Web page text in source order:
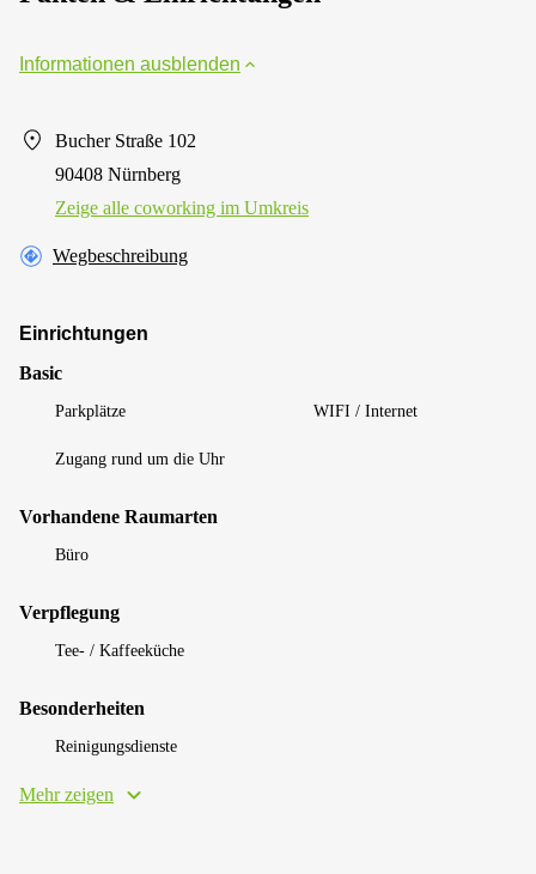
Informationen ausblenden
Bucher Straße 102
90408 Nürnberg
Zeige alle сoworking im Umkreis
Wegbeschreibung
Einrichtungen
Basic
Parkplätze WIFI / Internet
Zugang rund um die Uhr
Vorhandene Raumarten
Büro
Verpflegung
Tee- / Kaffeeküche
Besonderheiten
Reinigungsdienste
Mehr zeigen